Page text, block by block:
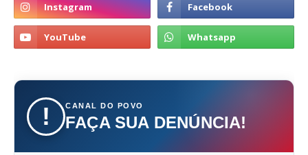
! CANAL DO POVO
FAÇA SUA DENÚNCIA!